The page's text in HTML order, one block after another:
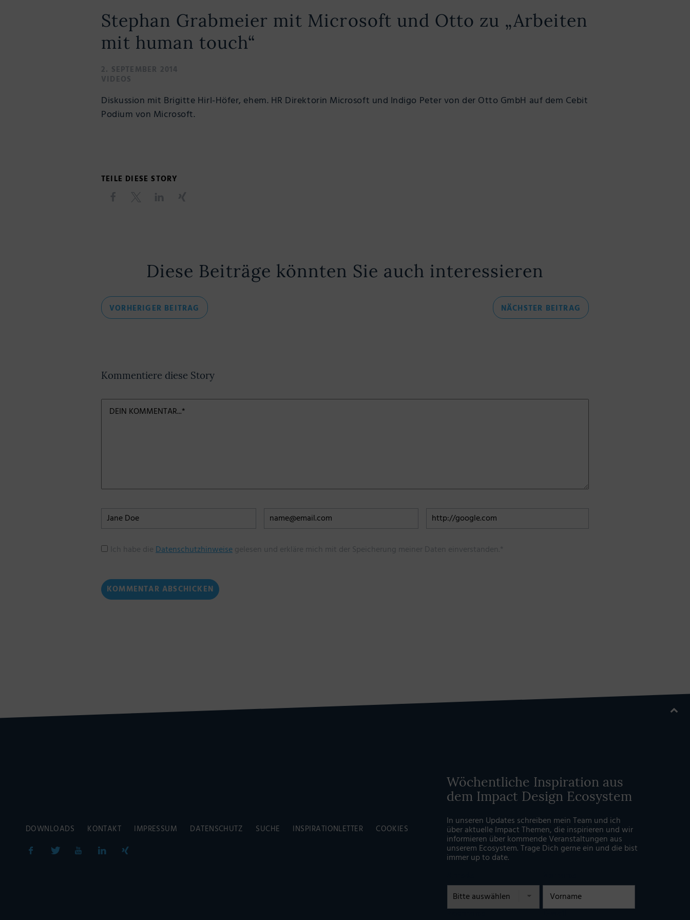
Stephan Grabmeier mit Microsoft und Otto zu „Arbeiten
mit human touch“
2. SEPTEMBER 2014
VIDEOS
Diskussion mit Brigitte Hirl-Höfer, ehem. HR Direktorin Microsoft und Indigo Peter von der Otto GmbH auf dem Cebit
Podium von Microsoft.
TEILE DIESE STORY
Diese Beiträge könnten Sie auch interessieren
Beitragsnavigation
VORHERIGER BEITRAG VORHERIGER
BEITRAG
NÄCHSTER BEITRAG NÄCHSTER
BEITRAG
Kommentiere diese Story
Ich habe dieDatenschutzhinweisegelesen und erkläre mich mit der Speicherung meiner Daten einverstanden.*
DOWNLOADS KONTAKT IMPRESSUM DATENSCHUTZ SUCHE INSPIRATIONLETTER COOKIES
Wöchentliche Inspiration aus
dem Impact Design Ecosystem
In unseren Updates schreiben mein Team und ich
über aktuelle Impact Themen, die inspirieren und wir
informieren über kommende Veranstaltungen aus
unserem Ecosystem. Trage Dich gerne ein und die bist
immer up to date.